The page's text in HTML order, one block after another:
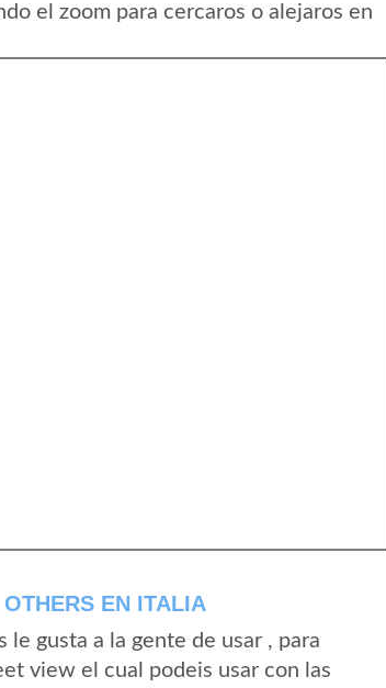
el zoom para cercaros o alejaros en
EN ITALIA
gusta a la gente de usar , para
view el cual podeis usar con las